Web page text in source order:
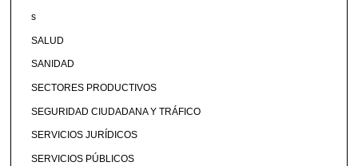
s
SALUD
SANIDAD
SECTORES PRODUCTIVOS
SEGURIDAD CIUDADANA Y TRÁFICO
SERVICIOS JURÍDICOS
SERVICIOS PÚBLICOS